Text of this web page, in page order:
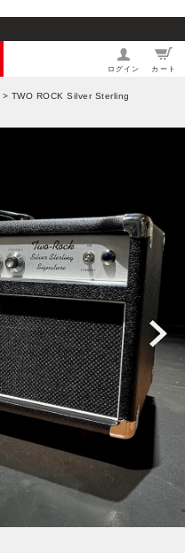
ログイン カート
> TWO ROCK Silver Sterling